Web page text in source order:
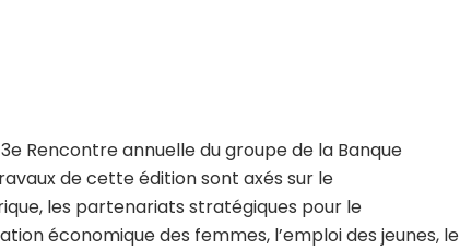
Rencontre annuelle du groupe de la Banque
de cette édition sont axés sur le
les partenariats stratégiques pour le
économique des femmes, l’emploi des jeunes, le